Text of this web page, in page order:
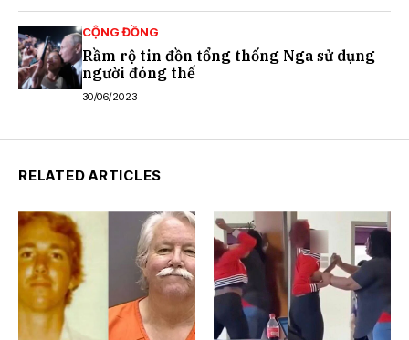
CỘNG ĐỒNG
Rầm rộ tin đồn tổng thống Nga sử dụng
người đóng thế
30/06/2023
RELATED ARTICLES